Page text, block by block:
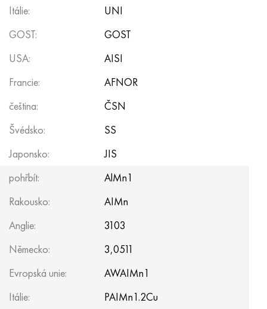
Itálie:
UNI
GOST:
GOST
USA:
AISI
Francie:
AFNOR
čeština:
ČSN
Švédsko:
SS
Japonsko:
JIS
pohřbít:
AlMn1
Rakousko:
AIMn
Anglie:
3103
Německo:
3,0511
Evropská unie:
AWAIMn1
Itálie:
PAIMn1.2Cu